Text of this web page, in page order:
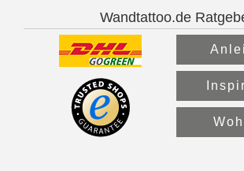
Wandtattoo.de